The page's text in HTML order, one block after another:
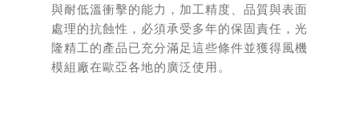
與耐低溫衝擊的能力，加工精度、品質與表面
處理的抗蝕性，必須承受多年的保固責任，光
隆精工的產品已充分滿足這些條件並獲得風機
模組廠在歐亞各地的廣泛使用。